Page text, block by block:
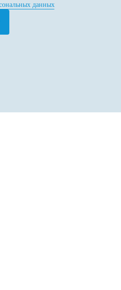
данных